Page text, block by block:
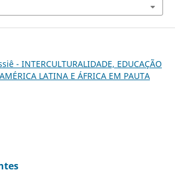
- INTERCULTURALIDADE, EDUCAÇÃO
LATINA E ÁFRICA EM PAUTA